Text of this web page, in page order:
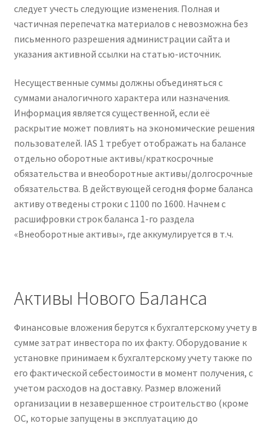
следует учесть следующие изменения. Полная и
частичная перепечатка материалов с невозможна без
письменного разрешения администрации сайта и
указания активной ссылки на статью-источник.
Несущественные суммы должны объединяться с
суммами аналогичного характера или назначения.
Информация является существенной, если её
раскрытие может повлиять на экономические решения
пользователей. IAS 1 требует отображать на балансе
отдельно оборотные активы/краткосрочные
обязательства и внеоборотные активы/долгосрочные
обязательства. В действующей сегодня форме баланса
активу отведены строки с 1100 по 1600. Начнем с
расшифровки строк баланса 1-го раздела
«Внеоборотные активы», где аккумулируется в т.ч.
Активы Нового Баланса
Финансовые вложения берутся к бухгалтерскому учету в
сумме затрат инвестора по их факту. Оборудование к
установке принимаем к бухгалтерскому учету также по
его фактической себестоимости в момент получения, с
учетом расходов на доставку. Размер вложений
организации в незавершенное строительство (кроме
ОС, которые запущены в эксплуатацию до